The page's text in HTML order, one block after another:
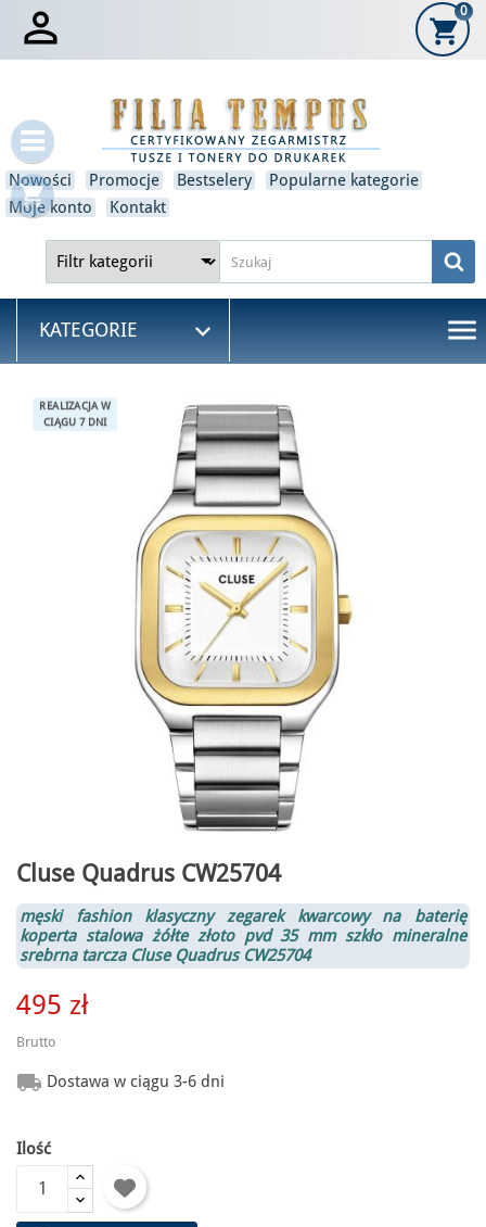

shopping_cart
shopping_cart
0
Nowości Promocje Bestselery
Popularne kategorie
Moje konto
Kontakt
KATEGORIE  menu
REALIZACJA W
CIĄGU 7 DNI
Cluse Quadrus CW25704
męski fashion klasyczny zegarek kwarcowy na baterię
koperta stalowa żółte złoto pvd 35 mm szkło mineralne
srebrna tarcza Cluse Quadrus CW25704
495 zł
Brutto
 Dostawa w ciągu 3-6 dni
Ilość
Zaloguj się ×
Musisz być zalogowany, aby zapisać produkty na swojej
liście życzeń.
Anulować